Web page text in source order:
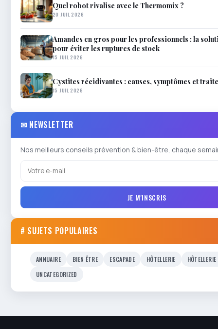
Quel robot rivalise avec le Thermomix ?
20 JUIL 2026
Amandes en gros pour les professionnels : la
pour éviter les ruptures de stock
15 JUIL 2026
Cystites récidivantes : causes, symptômes et
15 JUIL 2026
✉ NEWSLETTER
Nos meilleurs conseils prévention & bien-être, chaque
JE M'INSCRIS
# SUJETS POPULAIRES
ANNUAIRE BIEN ÊTRE ESCAPADE HÔTELLERIE
UNCATEGORIZED